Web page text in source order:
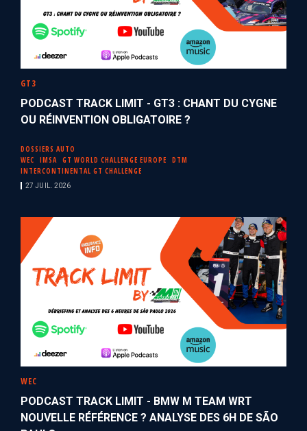
GT3
PODCAST TRACK LIMIT - GT3 : CHANT DU CYGNE
OU RÉINVENTION OBLIGATOIRE ?
DOSSIERS AUTO
WEC
IMSA GT WORLD CHALLENGE EUROPE
DTM
INTERCONTINENTAL GT CHALLENGE
27 JUIL. 2026
WEC
PODCAST TRACK LIMIT - BMW M TEAM WRT
NOUVELLE RÉFÉRENCE ? ANALYSE DES 6H DE SÃO